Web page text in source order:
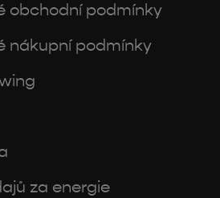
obchodní podmínky
nákupní podmínky
za energie